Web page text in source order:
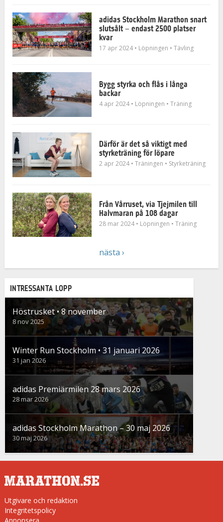
adidas Stockholm Marathon snart
slutsålt – endast 2500 platser
kvar
17 apr 2024 • Löpningen • Tävling
Bygg styrka och flås i långa
backar
4 apr 2024 • Löpningen • Träning
Därför är det så viktigt med
styrketräning för löpare
2 apr 2024 • Träningen • Styrketräning
Från Vårruset, via Tjejmilen till
Halvmaran på 108 dagar
28 mar 2024 • Löpningen • Träning
nästa ›
INTRESSANTA LOPP
Höstrusket • 8 november
8 nov 2025
Winter Run Stockholm • 31 januari 2026
31 jan 2026
adidas Premiärmilen 28 mars 2026
28 mar 2026
adidas Stockholm Marathon – 30 maj 2026
30 maj 2026
Utgivare och redaktion
Integritetspolicy